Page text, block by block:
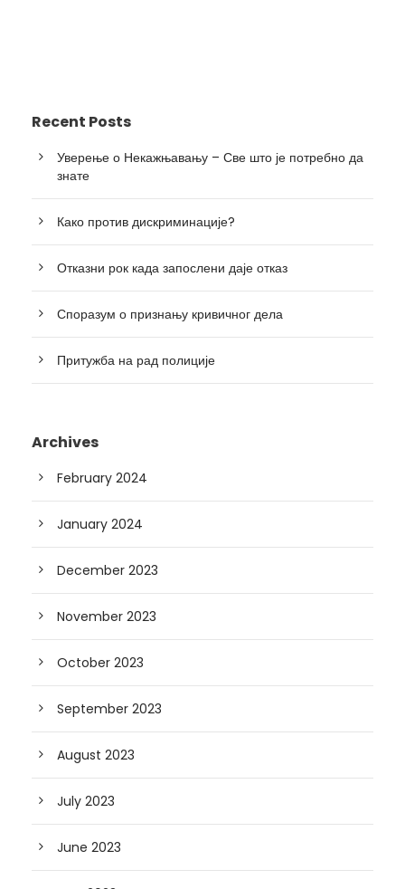
Recent Posts
Уверење о Некажњавању – Све што је потребно да
знате
Како против дискриминације?
Отказни рок када запослени даје отказ
Споразум о признању кривичног дела
Притужба на рад полиције
Archives
February 2024
January 2024
December 2023
November 2023
October 2023
September 2023
August 2023
July 2023
June 2023